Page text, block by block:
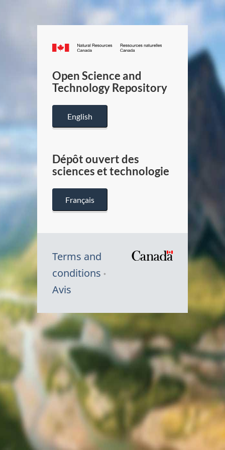
Canada.ca
/
Canada
Open Science and
Technology Repository
English
Dépôt ouvert des
sciences et technologie
Français
Terms and
conditions
Avis
Canada